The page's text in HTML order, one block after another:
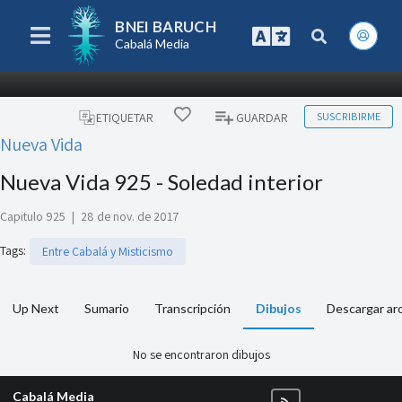
BNEI BARUCH
Cabalá Media
ETIQUETAR GUARDAR SUSCRIBIRME
Nueva Vida
Nueva Vida 925 - Soledad interior
Capitulo 925 | 28 de nov. de 2017
Tags: Entre Cabalá y Misticismo
Up Next Sumario Transcripción Dibujos Descargar
No se encontraron dibujos
Cabalá Media